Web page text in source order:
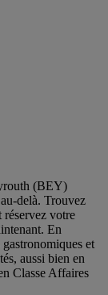
(BEY)
delà. Trouvez
réservez votre
En
et
aussi bien en
Classe Affaires